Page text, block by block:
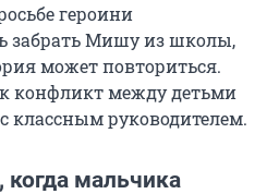
героини
забрать Мишу из школы,
может повториться.
конфликт между детьми
классным руководителем.
когда мальчика